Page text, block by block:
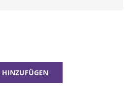
HINZUFÜGEN